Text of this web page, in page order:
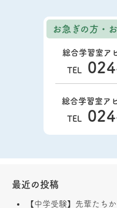
お急ぎの方・
総合学習室ア
TEL
総合学習室ア
TEL
最近の投稿
【中学受験】先輩たち